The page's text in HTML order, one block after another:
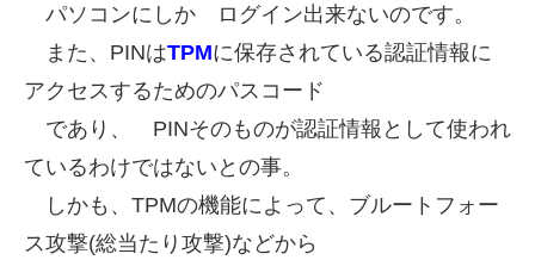
パソコンにしか ログイン出来ないのです。
また、 PINはTPMに保存されている認証情報に
アクセスするためのパスコード
であり、
PINそのものが認証情報として使われ
ているわけではないとの事。
しかも、TPMの機能によって、ブルートフォー
ス攻撃(総当たり攻撃)などから